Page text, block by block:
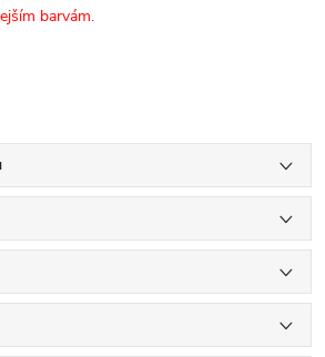
barvám.